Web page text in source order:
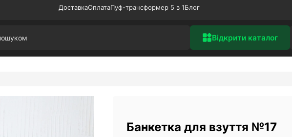
ДоставкаОплатаПуф-трансформер 5 в 1Блог
Відкрити каталог
Банкетка для взуття №17